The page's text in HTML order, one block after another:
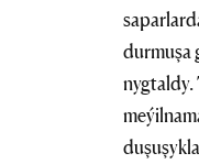
durmuşa
nygtaldy.